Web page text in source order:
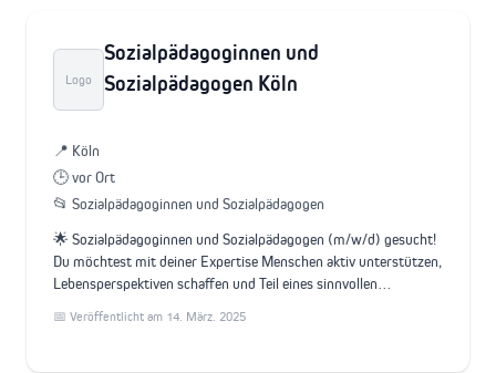
Logo
Sozialpädagoginnen und
Sozialpädagogen Köln
📍 Köln
🕒 vor Ort
📂 Sozialpädagoginnen und Sozialpädagogen
🌟 Sozialpädagoginnen und Sozialpädagogen (m/w/d) gesucht!
Du möchtest mit deiner Expertise Menschen aktiv unterstützen,
Lebensperspektiven schaffen und Teil eines sinnvollen…
📅 Veröffentlicht am 14. März. 2025